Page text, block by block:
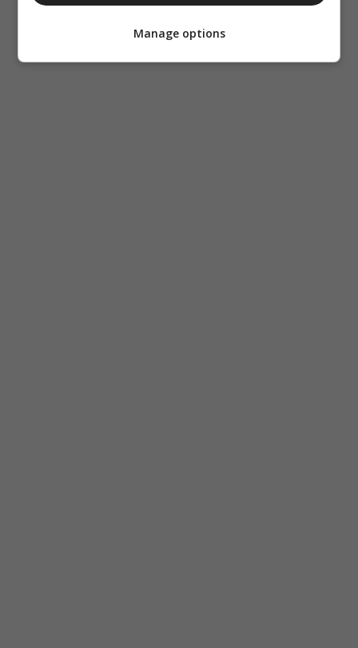
σε όλα τα
Manage options